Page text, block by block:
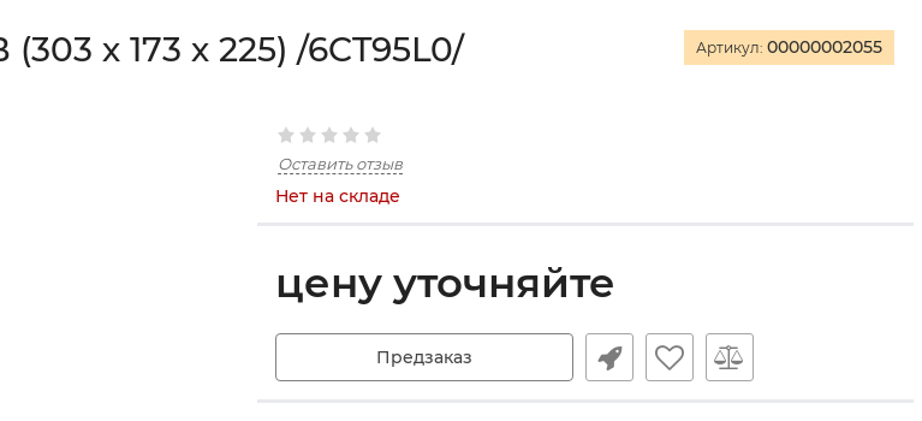
х 173 х 225) /6CT95L0/ Артикул: 00000002055
Оставить отзыв
Нет на складе
цену уточняйте
Предзаказ